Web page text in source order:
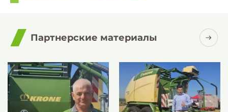
Партнерские материалы